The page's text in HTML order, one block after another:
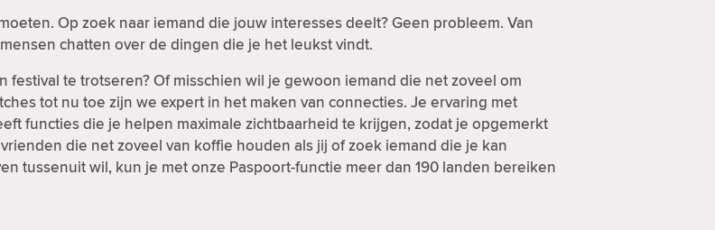
Op zoek naar iemand die jouw interesses deelt? Geen probleem. Van
chatten over de dingen die je het leukst vindt.
te trotseren? Of misschien wil je gewoon iemand die net zoveel om
tot nu toe zijn we expert in het maken van connecties. Je ervaring met
functies die je helpen maximale zichtbaarheid te krijgen, zodat je opgemerkt
die net zoveel van koffie houden als jij of zoek iemand die je kan
tussenuit wil, kun je met onze Paspoort-functie meer dan 190 landen bereiken